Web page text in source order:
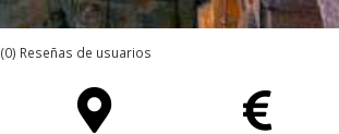
(0) Reseñas de usuarios